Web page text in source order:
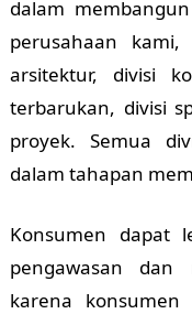
dalam
perusahaan
arsitektur, divisi
terbarukan, divisi
proyek. Semua
dalam tahapan
Konsumen dapat
pengawasan dan
karena konsumen